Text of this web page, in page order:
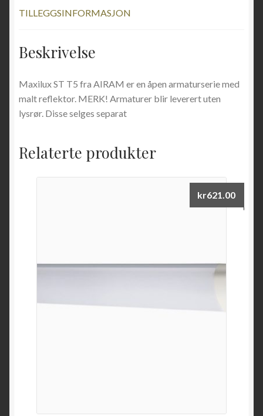
TILLEGGSINFORMASJON
Beskrivelse
Maxilux ST T5 fra AIRAM er en åpen armaturserie med
malt reflektor. MERK! Armaturer blir leverert uten
lysrør. Disse selges separat
Relaterte produkter
kr621.00